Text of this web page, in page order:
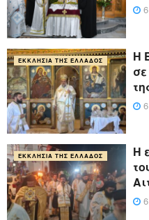
ΕΚΚΛΗΣΊΑ ΤΗΣ ΕΛΛΆΔΟΣ
Η
ΕΚΚΛΗΣΊΑ ΤΗΣ ΕΛΛΆΔΟΣ
Η